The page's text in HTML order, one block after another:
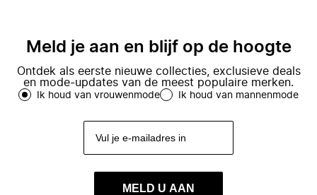
Meld je aan en blijf op de hoogte
Ontdek als eerste nieuwe collecties, exclusieve deals
en mode-updates van de meest populaire merken.
Ik houd van vrouwenmode Ik houd van mannenmode
MELD U AAN